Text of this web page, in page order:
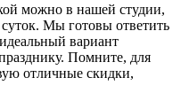
можно в нашей студии,
Мы готовы ответить
вариант
Помните, для
отличные скидки,